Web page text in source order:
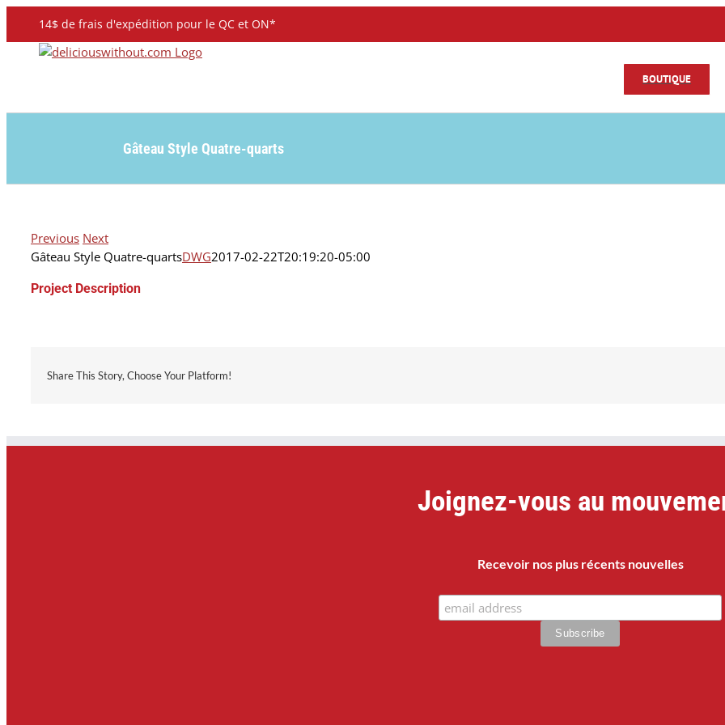
content
14$ de frais d'expédition pour le QC et ON*
BOUTIQUE
Gâteau Style Quatre-quarts
Previous Next
Gâteau Style Quatre-quartsDWG2017-02-22T20:19:20-05:00
Project Description
Share This Story, Choose Your Platform!
Joignez-vous au
Recevoir nos plus récents nouvelles